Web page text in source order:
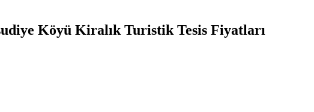
Köyü Kiralık Turistik Tesis Fiyatları